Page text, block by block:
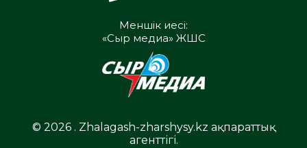
Меншік иесі:
«Сыр медиа» ЖШС
© 2026 . Zhalagash-zharshysy.kz ақпараттық
агенттігі.